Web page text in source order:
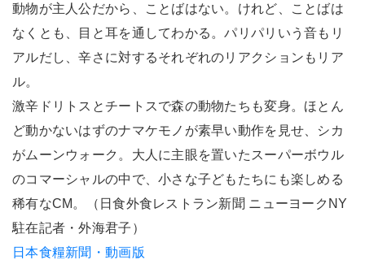
動物が主人公だから、ことばはない。けれど、ことばは
なくとも、目と耳を通してわかる。パリパリいう音もリ
アルだし、辛さに対するそれぞれのリアクションもリア
ル。
激辛ドリトスとチートスで森の動物たちも変身。ほとん
ど動かないはずのナマケモノが素早い動作を見せ、シカ
がムーンウォーク。大人に主眼を置いたスーパーボウル
のコマーシャルの中で、小さな子どもたちにも楽しめる
稀有なCM。（日食外食レストラン新聞 ニューヨークNY
駐在記者・外海君子）
日本食糧新聞・動画版